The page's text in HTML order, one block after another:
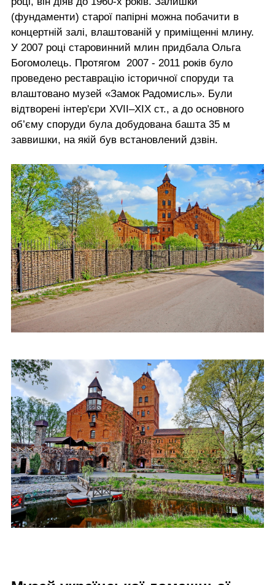
(фундаменти) старої папірні можна побачити в
концертній залі, влаштованій у приміщенні млину.
У 2007 році старовинний млин придбала Ольга
Богомолець. Протягом 2007 - 2011 років було
проведено реставрацію історичної споруди та
влаштовано музей «Замок Радомисль». Були
відтворені інтер'єри XVII–XIX ст., а до основного
об’єму споруди була добудована башта 35 м
заввишки, на якій був встановлений дзвін.